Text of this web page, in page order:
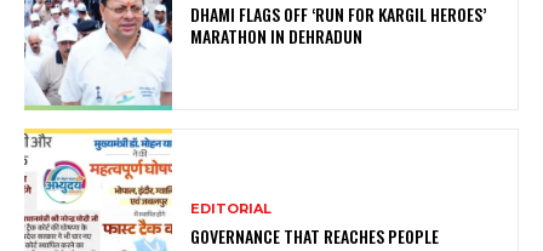
DHAMI FLAGS OFF ‘RUN FOR KARGIL HEROES’
MARATHON IN DEHRADUN
EDITORIAL
GOVERNANCE THAT REACHES PEOPLE